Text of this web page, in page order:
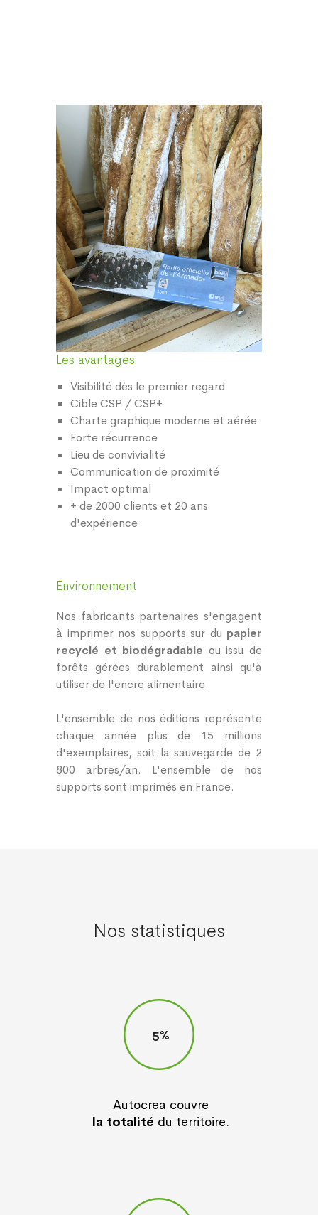
Les avantages
Visibilité dès le premier regard
Cible CSP / CSP+
Charte graphique moderne et aérée
Forte récurrence
Lieu de convivialité
Communication de proximité
Impact optimal
+ de 2000 clients et 20 ans
d'expérience
Environnement
Nos fabricants partenaires s'engagent
à imprimer nos supports sur du papier
recyclé et biodégradable ou issu de
forêts gérées durablement ainsi qu'à
utiliser de l'encre alimentaire.
L'ensemble de nos éditions représente
chaque année plus de 15 millions
d'exemplaires, soit la sauvegarde de 2
800 arbres/an. L'ensemble de nos
supports sont imprimés en France.
Nos statistiques
5
Autocrea couvre
la totalité du territoire.